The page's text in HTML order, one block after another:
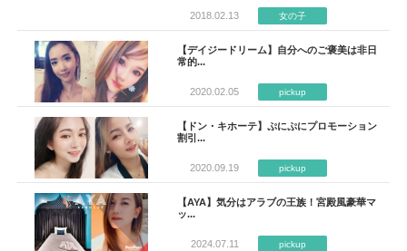
2018.02.13 女の子
【デイジードリーム】自分へのご褒美は非日
常的...
2020.02.05 pickup
【ドン・キホーテ】ぷにぷにプロモーション
割引...
2020.09.19 pickup
【AYA】気分はアラブの王族！宮殿風豪華マ
ッ...
2024.07.11 pickup